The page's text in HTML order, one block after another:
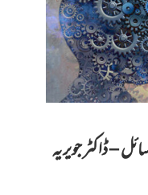
– ڈاکٹر جویریہ